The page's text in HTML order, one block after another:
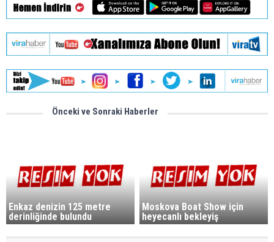
Önceki ve Sonraki Haberler
Enkaz denizin 125 metre
derinliğinde bulundu
Moskova Boat Show için
heyecanlı bekleyiş